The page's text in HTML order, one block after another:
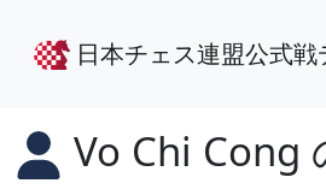
日本チェス連盟公式
Vo Chi Cong